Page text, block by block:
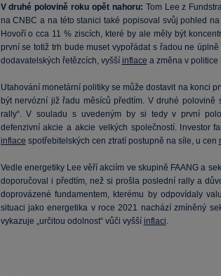
V druhé polovině roku opět nahoru: Tom Lee z
na CNBC a na této stanici také popisoval svůj pohled
Hovoří o cca 11 % ziscích, které by ale měly být
první se totiž trh bude muset vypořádat s řadou ne
dodavatelských řetězcích, vyšší inflace a změna v politice
Utahování monetární politiky se může dostavit na konci
být nervózní již řadu měsíců předtím. V druhé polovině
rally“. V souladu s uvedeným by si tedy v první
defenzivní akcie a akcie velkých společností. Investor
inflace spotřebitelských cen ztratí postupně na síle, u cen
Vedle energetiky Lee věří akciím ve skupině FAANG a
doporučoval i předtím, než si prošla poslední rally a
doprovázené fundamentem, kterému by odpovídaly
situaci jako energetika v roce 2021 nachází zmíněný
vykazuje „určitou odolnost“ vůči vyšší inflaci.